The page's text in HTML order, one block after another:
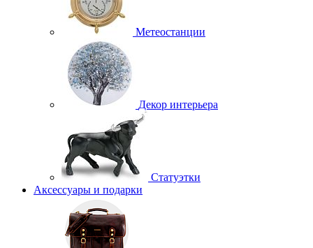
Метеостанции
Декор интерьера
Статуэтки
Аксессуары и подарки